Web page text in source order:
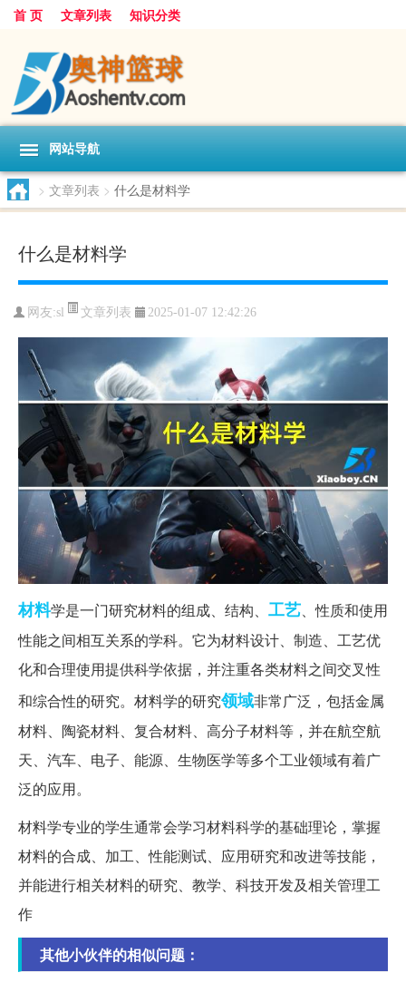
首 页 文章列表 知识分类
网站导航
> 文章列表 > 什么是材料学
什么是材料学
网友:sl 文章列表 2025-01-07 12:42:26
材料学是一门研究材料的组成、结构、 工艺、性质和使用
性能之间相互关系的学科。它为材料设计、制造、工艺优
化和合理使用提供科学依据，并注重各类材料之间交叉性
和综合性的研究。材料学的研究领域非常广泛，包括金属
材料、陶瓷材料、复合材料、高分子材料等，并在航空航
天、汽车、电子、能源、生物医学等多个工业领域有着广
泛的应用。
材料学专业的学生通常会学习材料科学的基础理论，掌握
材料的合成、加工、性能测试、应用研究和改进等技能，
并能进行相关材料的研究、教学、科技开发及相关管理工
作
其他小伙伴的相似问题：